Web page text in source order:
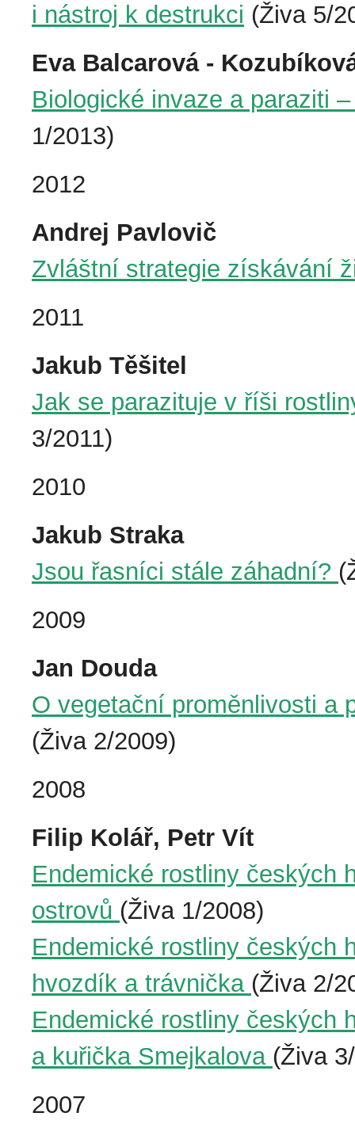
i nástroj k destrukci (Živa 5/
Eva Balcarová -
Biologické invaze a paraziti
1/2013)
2012
Andrej Pavlovič
Zvláštní strategie získávání
2011
Jakub Těšitel
Jak se parazituje v říši
3/2011)
2010
Jakub Straka
Jsou řasníci stále záhadní?
2009
Jan Douda
O vegetační proměnlivosti a
(Živa 2/2009)
2008
Filip Kolář, Petr Vít
Endemické rostliny českých
ostrovů (Živa 1/2008)
Endemické rostliny českých
hvozdík a trávnička (Živa 2/
Endemické rostliny českých
a kuřička Smejkalova (Živa
2007